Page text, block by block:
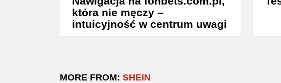
która nie męczy –
intuicyjność w centrum uwagi
MORE FROM: SHEIN